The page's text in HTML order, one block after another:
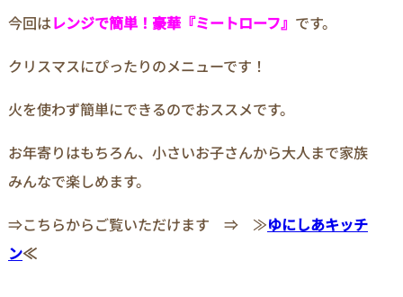
今回はレンジで簡単！豪華『ミートローフ』 です。
クリスマスにぴったりのメニューです！
火を使わず簡単にできるのでおススメです。
お年寄りはもちろん、小さいお子さんから大人まで家族
みんなで楽しめます。
⇒こちらからご覧いただけます ⇒ ≫ゆにしあキッチ
ン≪